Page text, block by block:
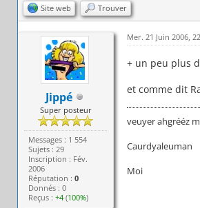
Site web Trouver
Jippé
Super posteur
Messages : 1 554
Sujets : 29
Inscription : Fév.
2006
Réputation :0
Donnés : 0
Reçus :+4 (100%)
Mer. 21 Juin 2006,
+ un peu plus
et comme dit
veuyer ahgrééz
Caurdyaleuman
Moi